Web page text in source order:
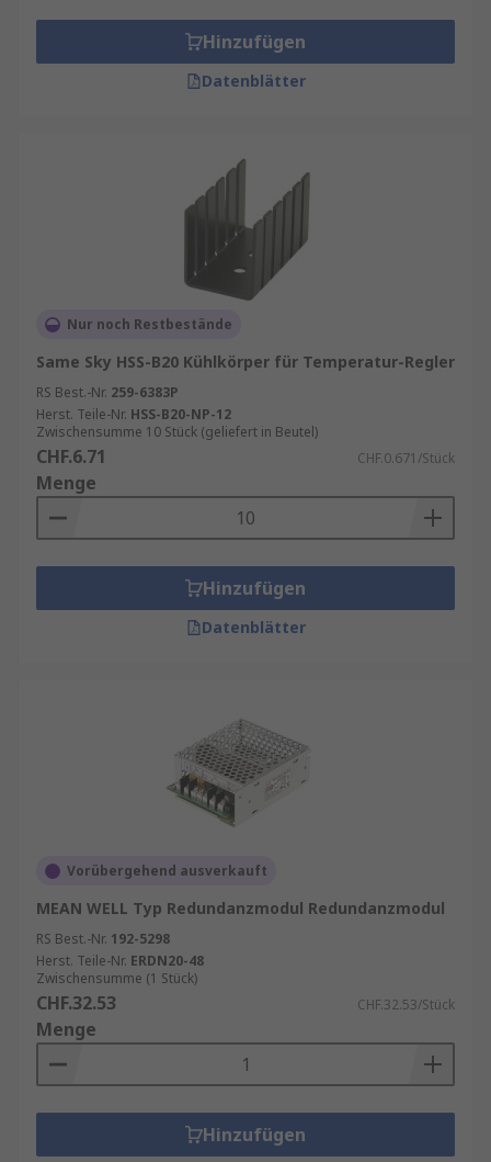
Montagesätze für die Befestigung des
Netzteils an der Wand, einer Tafel oder
Warum sollten Sie sich für RS
Wir bieten führende Kompetenzen und
Fähigkeiten in den Bereichen Digital und Supply
Chain, um den Kunden das Leben zu erleichtern,
sowie unvergleichliche Einblicke und
Bei RS stellen wir den Kunden kontinuierlich in
den Mittelpunkt jeder Entscheidung, wobei wir
ein Auge auf die aktuellen und das andere Auge
auf die zukünftigen Bedürfnisse haben.
Hinzufügen
Datenblätter
Nur noch Restbestände
Same Sky HSS-B20 Kühlkörper für Temperatur-Regler
RS Best.-Nr. 259-6383P
Herst. Teile-Nr. HSS-B20-NP-12
Zwischensumme 10 Stück (geliefert in Beutel)
CHF.6.71 CHF.0.671/Stück
Menge
Hinzufügen
Datenblätter
Vorübergehend ausverkauft
MEAN WELL Typ Redundanzmodul Redundanzmodul
RS Best.-Nr. 192-5298
Herst. Teile-Nr. ERDN20-48
Zwischensumme (1 Stück)
CHF.32.53 CHF.32.53/Stück
Menge
Hinzufügen